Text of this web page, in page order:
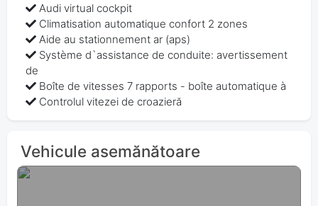
Audi virtual cockpit
Climatisation automatique confort 2 zones
Aide au stationnement ar (aps)
Système d`assistance de conduite: avertissement
de
Boîte de vitesses 7 rapports - boîte automatique à
Controlul vitezei de croazieră
Vehicule asemănătoare